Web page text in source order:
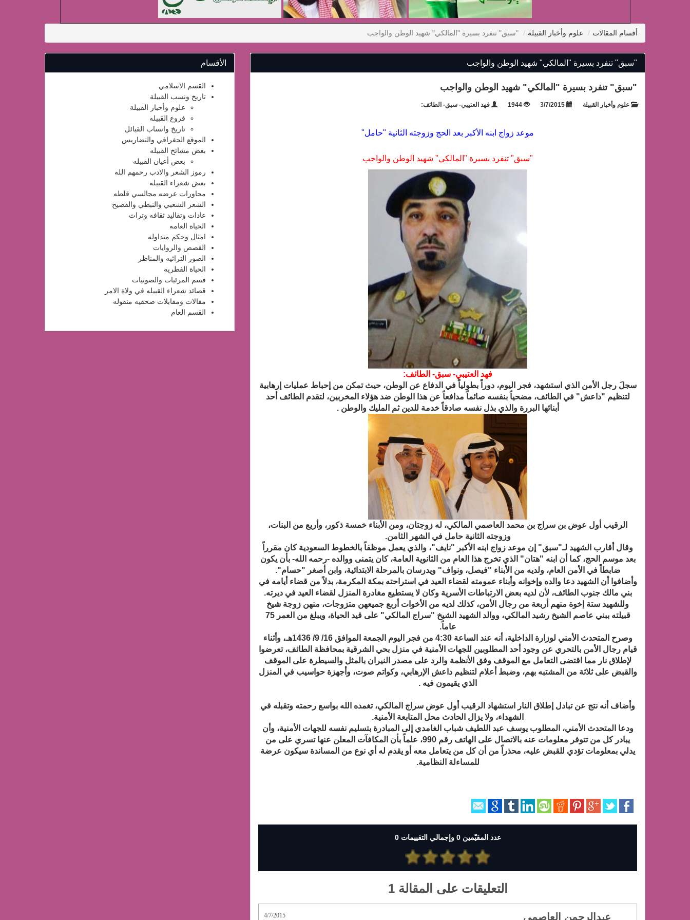
أقسام المقالات علوم وأخبار القبيلة "سبق" تنفرد بسيرة "المالكي" شهيد الوطن والواجب
"سبق" تنفرد بسيرة "المالكي" شهيد الوطن والواجب
"سبق" تنفرد بسيرة "المالكي" شهيد الوطن والواجب
علوم وأخبار القبيلة 1944 فهد العتيبي- سبق- الطائف:
موعد زواج ابنه الأكبر بعد الحج وزوجته الثانية "حامل"
"سبق" تنفرد بسيرة "المالكي" شهيد الوطن والواجب
فهد العتيبي- سبق- الطائف:
سجلَ رجل الأمن الذي استشهد، فجر اليوم، دوراً بطولياً في الدفاع عن الوطن، حيث تمكن من إحباط عمليات إرهابية
لتنظيم "داعش" في الطائف، مضحياً بنفسه صائماً مدافعاً عن هذا الوطن ضد هؤلاء المخربين، لتقدم الطائف أحد
أبنائها البررة والذي بذل نفسه صادقاً خدمة للدين ثم المليك والوطن .
الرقيب أول عوض بن سراج بن محمد العاصمي المالكي، له زوجتان، ومن الأبناء خمسة ذكور، وأربع من البنات،
وزوجته الثانية حامل في الشهر الثامن.
وقال أقارب الشهيد لـ"سبق" إن موعد زواج ابنه الأكبر "نايف"، والذي يعمل موظفاً بالخطوط السعودية كان مقرراً
بعد موسم الحج، كما أن ابنه "هتان" الذي تخرج هذا العام من الثانوية العامة، كان يتمنى ووالده -رحمه الله- بأن يكون
ضابطاً في الأمن العام، ولديه من الأبناء "فيصل، ونواف" ويدرسان بالمرحلة الابتدائية، وابن أصغر "حسام".
وأضافوا أن الشهيد دعا والده وإخوانه وأبناء عمومته لقضاء العيد في استراحته بمكة المكرمة، بدلاً من قضاء أيامه في
بني مالك جنوب الطائف، لأن لديه بعض الارتباطات الأسرية وكان لا يستطيع مغادرة المنزل لقضاء العيد في ديرته.
وللشهيد ستة إخوة منهم أربعة من رجال الأمن، كذلك لديه من الأخوات أربع جميعهن متزوجات، منهن زوجة شيخ
قبيلته ببني عاصم الشيخ رشيد المالكي، ووالد الشهيد الشيخ "سراج المالكي" على قيد الحياة، ويبلغ من العمر 75
عاماً.
وصرح المتحدث الأمني لوزارة الداخلية، أنه عند الساعة 4:30 من فجر اليوم الجمعة الموافق 16/ 9/ 1436هـ، وأثناء
قيام رجال الأمن بالتحري عن وجود أحد المطلوبين للجهات الأمنية في منزل بحي الشرقية بمحافظة الطائف، تعرضوا
لإطلاق نار مما اقتضى التعامل مع الموقف وفق الأنظمة والرد على مصدر النيران بالمثل والسيطرة على الموقف
والقبض على ثلاثة من المشتبه بهم، وضبط أعلام لتنظيم داعش الإرهابي، وكواتم صوت، وأجهزة حواسيب في المنزل
الذي يقيمون فيه .
وأضاف أنه نتج عن تبادل إطلاق النار استشهاد الرقيب أول عوض سراج المالكي، تغمده الله بواسع رحمته وتقبله في
الشهداء، ولا يزال الحادث محل المتابعة الأمنية.
ودعا المتحدث الأمني، المطلوب يوسف عبد اللطيف شباب الغامدي إلى المبادرة بتسليم نفسه للجهات الأمنية، وأن
يبادر كل من تتوفر معلومات عنه بالاتصال على الهاتف رقم 990، علماً بأن المكافآت المعلن عنها تسري على من
يدلي بمعلومات تؤدي للقبض عليه، محذراً من أن كل من يتعامل معه أو يقدم له أي نوع من المساندة سيكون عرضة
للمساءلة النظامية.
عدد المقيّمين 0 وإجمالي التقييمات 0
التعليقات على المقالة 1
عبدالرحمن العاصمي 4/7/2015
الأقسام
القسم الاسلامي
تاريخ ونسب القبيلة
علوم وأخبار القبيلة
فروع القبيله
تاريخ وانساب القبائل
الموقع الجغرافي والتضاريس
بعض مشائخ القبيله
بعض أعيان القبيله
رموز الشعر والادب رحمهم الله
بعض شعراء القبيله
محاورات عرضه مجالسي قلطه
الشعر الشعبي والنبطي والفصيح
عادات وتقاليد ثقافه وتراث
الحياة العامه
امثال وحكم متداوله
القصص والروايات
الصور التراثيه والمناظر
الحياة الفطريه
قسم المرئيات والصوتيات
قصائد شعراء القبيله في ولاة الامر
مقالات ومقابلات صحفيه منقوله
القسم العام